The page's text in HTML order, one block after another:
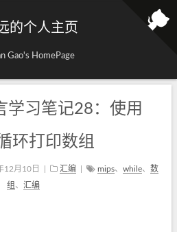
的个人主页
Gao's HomePage
学习笔记28：使用
环打印数组
12月10日 汇编 mips、 while、 数
组 、 汇编